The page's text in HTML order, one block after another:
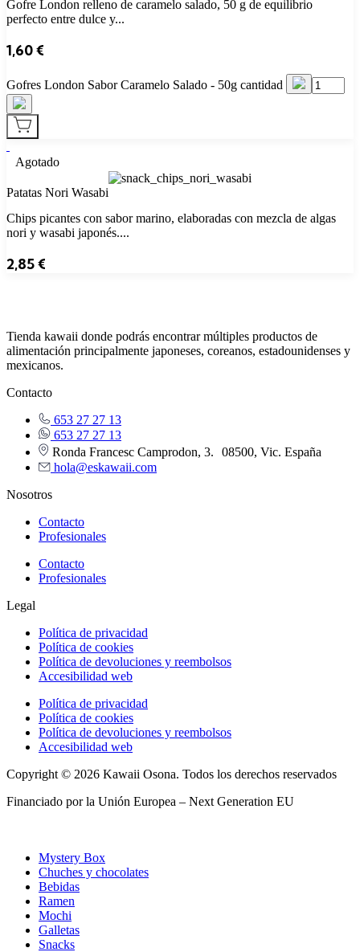
Gofre London relleno de caramelo salado, 50 g de equilibrio
perfecto entre dulce y...
1,60€
Gofres London Sabor Caramelo Salado - 50g cantidad
Agotado
Patatas Nori Wasabi
Chips picantes con sabor marino, elaboradas con mezcla de algas
nori y wasabi japonés....
2,85€
Tienda kawaii donde podrás encontrar múltiples productos de
alimentación principalmente japoneses, coreanos, estadounidenses y
mexicanos.
Contacto
653 27 27 13
653 27 27 13
Ronda Francesc Camprodon, 3. 08500, Vic. España
hola@eskawaii.com
Nosotros
Contacto
Profesionales
Contacto
Profesionales
Legal
Política de privacidad
Política de cookies
Política de devoluciones y reembolsos
Accesibilidad web
Política de privacidad
Política de cookies
Política de devoluciones y reembolsos
Accesibilidad web
Copyright © 2026 Kawaii Osona. Todos los derechos reservados
Financiado por la Unión Europea – Next Generation EU
Mystery Box
Chuches y chocolates
Bebidas
Ramen
Mochi
Galletas
Snacks